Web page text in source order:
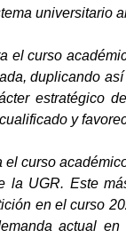
universitario
el curso
duplicando
estratégico
y
curso
la UGR. Este
en el curso
actual